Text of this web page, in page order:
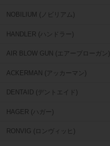
NOBILIUM (ノビリアム)
HANDLER (ハンドラー)
AIR BLOW GUN (エアーブローガン)
ACKERMAN (アッカーマン)
DENTAID (デントエイド)
HAGER (ハガー)
RONVIG (ロンヴィッヒ)